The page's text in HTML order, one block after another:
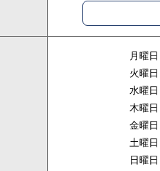
月曜
火曜
水曜
木曜
金曜
土曜
日曜